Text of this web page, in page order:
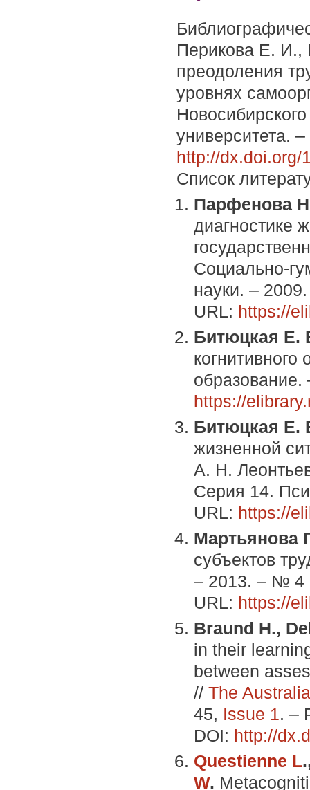
Перикова Е. И.,
преодоления
уровнях
Новосибирского
университета.
http://dx.doi.org/
Список
Парфенова
диагностике
Социально-
науки. –
URL: https://
Битюцкая Е.
https://
Битюцкая Е.
жизненной
А. Н.
Серия 14.
URL: https://
Мартьянова
субъектов
– 2013. – № 4
URL: https://
Braund H.,
in their
between
// The
45, Issue 1. –
DOI: http://
Questienne L
W.